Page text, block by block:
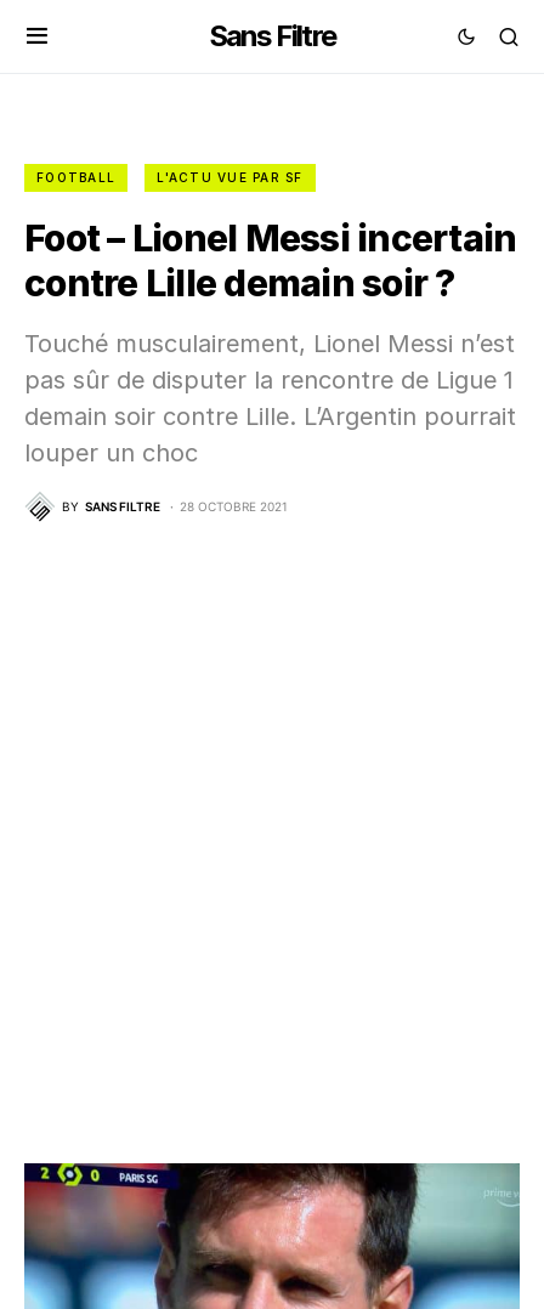
Sans Filtre
FOOTBALL L'ACTU VUE PAR SF
Foot – Lionel Messi incertain
contre Lille demain soir ?
Touché musculairement, Lionel Messi n’est
pas sûr de disputer la rencontre de Ligue 1
demain soir contre Lille. L’Argentin pourrait
louper un choc
BY SANS FILTRE 28 OCTOBRE 2021